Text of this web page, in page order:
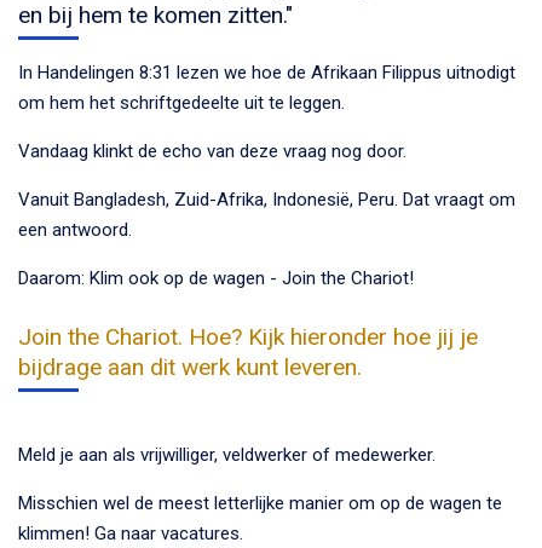
en bij hem te komen zitten."
In Handelingen 8:31 lezen we hoe de Afrikaan Filippus uitnodigt
om hem het schriftgedeelte uit te leggen.
Vandaag klinkt de echo van deze vraag nog door.
Vanuit Bangladesh, Zuid-Afrika, Indonesië, Peru. Dat vraagt om
een antwoord.
Daarom: Klim ook op de wagen - Join the Chariot!
Join the Chariot. Hoe? Kijk hieronder hoe jij je
bijdrage aan dit werk kunt leveren.
Meld je aan als vrijwilliger, veldwerker of medewerker.
Misschien wel de meest letterlijke manier om op de wagen te
klimmen! Ga naar vacatures.